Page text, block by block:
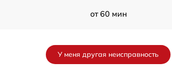
от 60 мин
У меня другая неисправность